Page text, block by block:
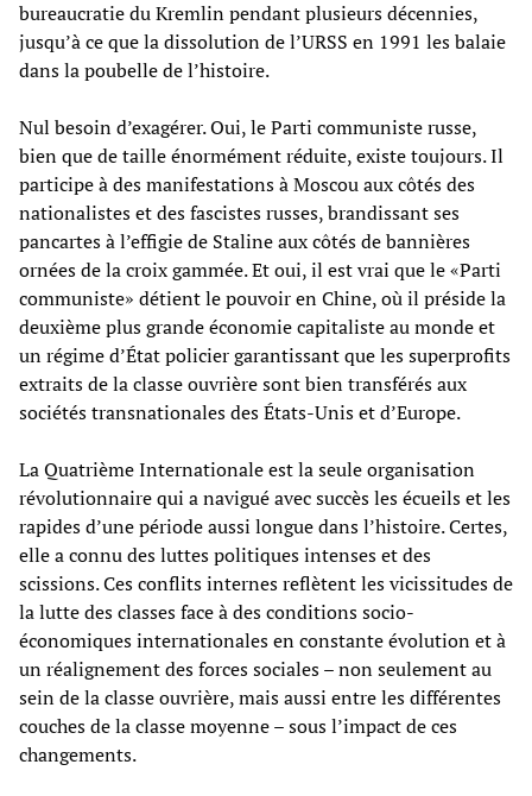
bureaucratie du Kremlin pendant plusieurs décennies,
jusqu’à ce que la dissolution de l’URSS en 1991 les balaie
dans la poubelle de l’histoire.
Nul besoin d’exagérer. Oui, le Parti communiste russe,
bien que de taille énormément réduite, existe toujours. Il
participe à des manifestations à Moscou aux côtés des
nationalistes et des fascistes russes, brandissant ses
pancartes à l’effigie de Staline aux côtés de bannières
ornées de la croix gammée. Et oui, il est vrai que le «Parti
communiste» détient le pouvoir en Chine, où il préside la
deuxième plus grande économie capitaliste au monde et
un régime d’État policier garantissant que les superprofits
extraits de la classe ouvrière sont bien transférés aux
sociétés transnationales des États-Unis et d’Europe.
La Quatrième Internationale est la seule organisation
révolutionnaire qui a navigué avec succès les écueils et les
rapides d’une période aussi longue dans l’histoire. Certes,
elle a connu des luttes politiques intenses et des
scissions. Ces conflits internes reflètent les vicissitudes de
la lutte des classes face à des conditions socio-
économiques internationales en constante évolution et à
un réalignement des forces sociales – non seulement au
sein de la classe ouvrière, mais aussi entre les différentes
couches de la classe moyenne – sous l’impact de ces
changements.